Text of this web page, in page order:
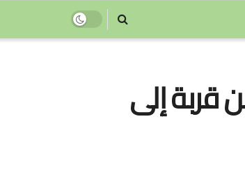
قربة إلى